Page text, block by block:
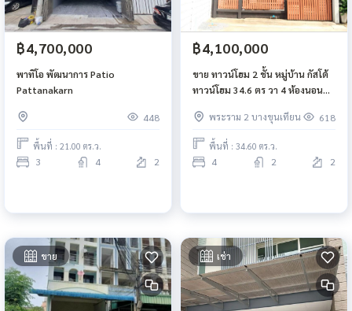
฿4,700,000
พาทิโอ พัฒนาการ Patio
Pattanakarn
448
พื้นที่ : 21.00 ตร.ว.
3 4 2
฿4,100,000
ขาย ทาวน์โฮม 2 ชั้น หมู่บ้าน กัสโต้
ทาวน์โฮม 34.6 ตร วา 4 ห้องนอน
หลังมุมพระราม 2 บางขุนเทียน 618
พื้นที่ : 34.60 ตร.ว.
4 2 2
ขาย เช่า